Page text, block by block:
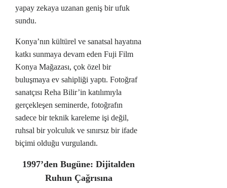
yapay zekaya uzanan geniş bir ufuk
sundu.
Konya’nın kültürel ve sanatsal hayatına
katkı sunmaya devam eden Fuji Film
Konya Mağazası, çok özel bir
buluşmaya ev sahipliği yaptı. Fotoğraf
sanatçısı Reha Bilir’in katılımıyla
gerçekleşen seminerde, fotoğrafın
sadece bir teknik kareleme işi değil,
ruhsal bir yolculuk ve sınırsız bir ifade
biçimi olduğu vurgulandı.
1997’den Bugüne: Dijitalden
Ruhun Çağrısına